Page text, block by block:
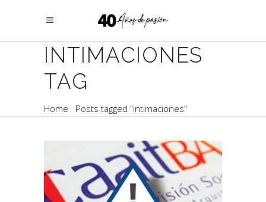
INTIMACIONES
TAG
Home Posts tagged "intimaciones"